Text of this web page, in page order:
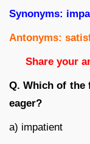
Synonyms:
Antonyms:
Share your
Q. Which of the
eager?
a) impatient